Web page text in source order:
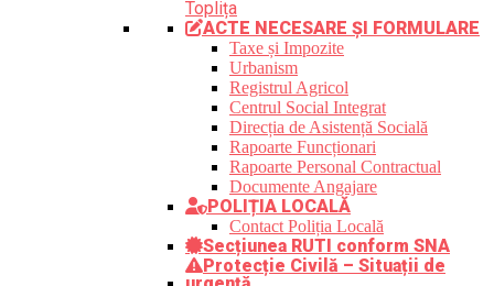
Toplița
ACTE NECESARE ȘI FORMULARE
Taxe și Impozite
Urbanism
Registrul Agricol
Centrul Social Integrat
Direcția de Asistență Socială
Rapoarte Funcționari
Rapoarte Personal Contractual
Documente Angajare
POLIȚIA LOCALĂ
Contact Poliția Locală
Secțiunea RUTI conform SNA
Protecție Civilă – Situații de